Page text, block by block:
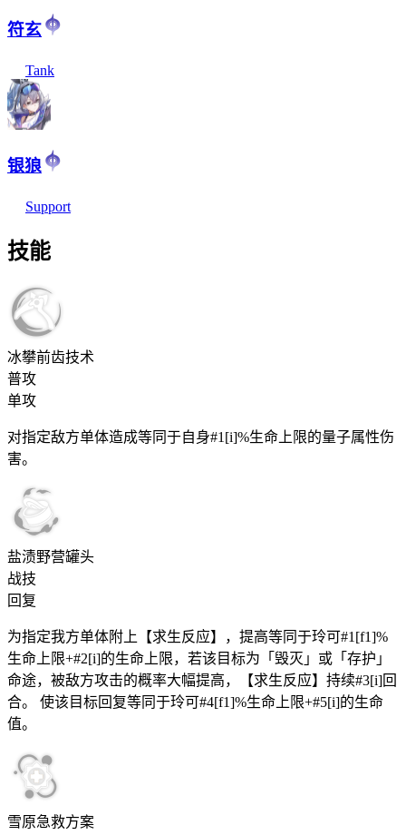
符玄
Tank
银狼
Support
技能
冰攀前齿技术
普攻
单攻
对指定敌方单体造成等同于自身#1[i]%生命上限的量子属性伤
害。
盐渍野营罐头
战技
回复
为指定我方单体附上【求生反应】，提高等同于玲可#1[f1]%
生命上限+#2[i]的生命上限，若该目标为「毁灭」或「存护」
命途，被敌方攻击的概率大幅提高，【求生反应】持续#3[i]回
合。 使该目标回复等同于玲可#4[f1]%生命上限+#5[i]的生命
值。
雪原急救方案